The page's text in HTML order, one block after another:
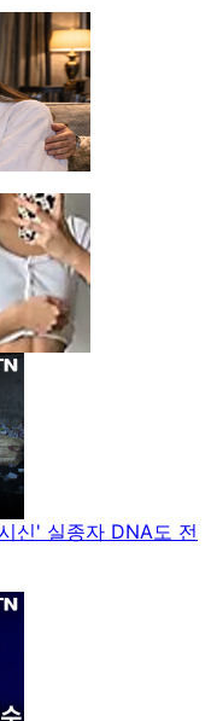
신' 실종자 DNA도 전